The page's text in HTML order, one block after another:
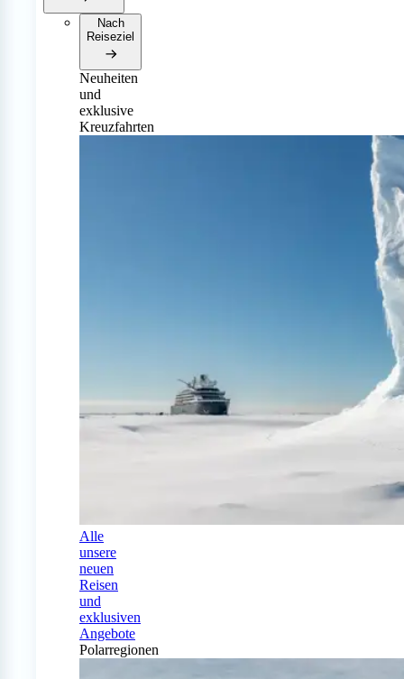
Nach
Reiseziel
Neuheiten
und
exklusive
Kreuzfahrten
Alle
unsere
neuen
Reisen
und
exklusiven
Angebote
Polarregionen